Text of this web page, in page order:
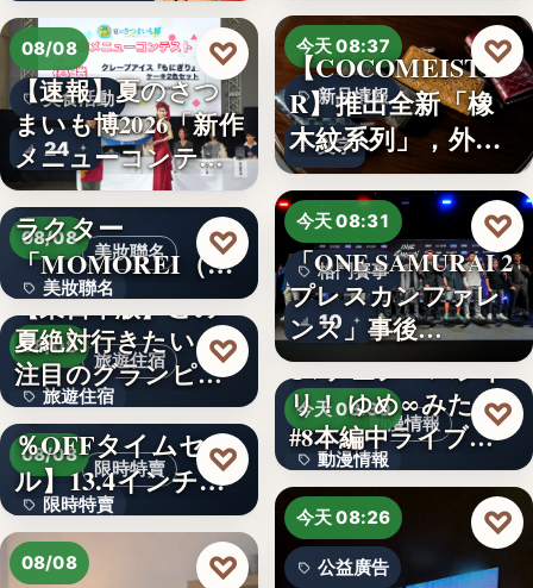
08/08
美食活動
24
【速報】夏のさつ
まいも博2026「新作
メニューコンテス
ト…
♡
美妝聯名
08/08
美妝聯名
文字
韓国発の人気キャ
ラクター
「MOMOREI（モ
モレイ）」が…
♡
旅遊住宿
08/08
旅遊住宿
10
【東日本版】この
夏絶対行きたい！
注目のグランピン
グ施設…
♡
限時特賣
08/08
限時特賣
文字
【アマゾン30
％OFFタイムセー
ル】13.4インチ大
画面…
♡
08/08 ♡
3,000円
今天 08:37
新品情報
文字
【COCOMEISTE
R】推出全新「橡
木紋系列」，外層
採…
♡
今天 08:31
格鬥賽事
10
「ONE SAMURAI 2
プレスカンファレ
ンス」事後…
♡
動漫情報
今天 08:30
動漫情報
19,800円
TVアニメ「バンド
リ！ ゆめ∞みた」
#8本編中ライブ映
像…
♡
今天 08:26
公益廣告
♡